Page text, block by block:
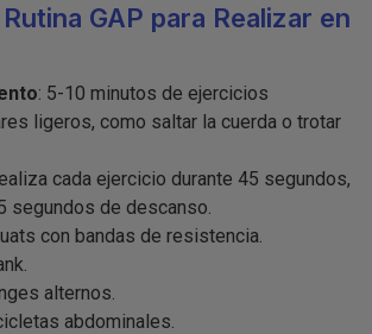
GAP para Realizar en
: 5-10 minutos de ejercicios
ligeros, como saltar la cuerda o trotar
cada ejercicio durante 45 segundos,
segundos de descanso.
con bandas de resistencia.
alternos.
abdominales.